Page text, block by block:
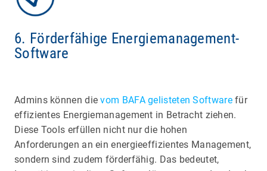
6. Förderfähige Energiemanagement-
Software
Admins können dievom BAFA gelisteten Softwarefür
effizientes Energiemanagement in Betracht ziehen.
Diese Tools erfüllen nicht nur die hohen
Anforderungen an ein energieeffizientes Management,
sondern sind zudem förderfähig. Das bedeutet,